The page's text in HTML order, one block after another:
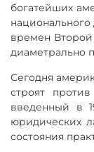
богатейших
времен
диаметрально
Сегодня
строят
введенный в
юридических
состояния